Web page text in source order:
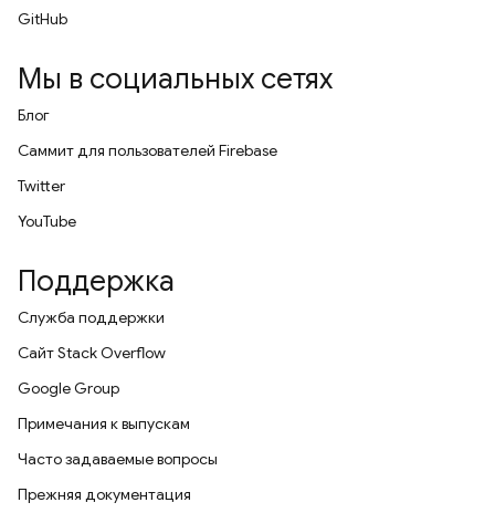
GitHub
Мы в социальных сетях
Блог
Саммит для пользователей Firebase
Twitter
YouTube
Поддержка
Служба поддержки
Сайт Stack Overflow
Google Group
Примечания к выпускам
Часто задаваемые вопросы
Прежняя документация